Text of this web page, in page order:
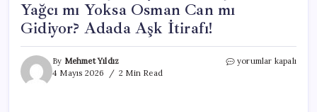
Yağcı mı Yoksa Osman Can mı
Gidiyor? Adada Aşk İtirafı!
By Mehmet Yıldız
4 Mayıs 2026
2 Min Read
Survivor’da
yorumlar kapalı